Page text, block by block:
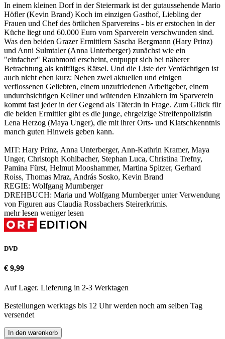
In einem kleinen Dorf in der Steiermark ist der gutaussehende Mario
Höfler (Kevin Brand) Koch im einzigen Gasthof, Liebling der
Frauen und Chef des örtlichen Sparvereins - bis er erstochen in der
Küche liegt und 60.000 Euro vom Sparverein verschwunden sind.
Was den beiden Grazer Ermittlern Sascha Bergmann (Hary Prinz)
und Anni Sulmtaler (Anna Unterberger) zunächst wie ein
"einfacher" Raubmord erscheint, entpuppt sich bei näherer
Betrachtung als kniffliges Rätsel. Und die Liste der Verdächtigen ist
auch nicht eben kurz: Neben zwei aktuellen und einigen
verflossenen Geliebten, einem unzufriedenen Arbeitgeber, einem
undurchsichtigen Kellner und wütenden Einzahlern im Sparverein
kommt fast jeder in der Gegend als Täter:in in Frage. Zum Glück für
die beiden Ermittler gibt es die junge, ehrgeizige Streifenpolizistin
Lena Herzog (Maya Unger), die mit ihrer Orts- und Klatschkenntnis
manch guten Hinweis geben kann.
MIT: Hary Prinz, Anna Unterberger, Ann-Kathrin Kramer, Maya
Unger, Christoph Kohlbacher, Stephan Luca, Christina Trefny,
Pamina Fürst, Helmut Mooshammer, Martina Spitzer, Gerhard
Roiss, Thomas Mraz, András Sosko, Kevin Brand
REGIE: Wolfgang Murnberger
DREHBUCH: Maria und Wolfgang Murnberger unter Verwendung
von Figuren aus Claudia Rossbachers Steirerkrimis.
mehr lesen weniger lesen
DVD
€ 9,99
Auf Lager. Lieferung in 2-3 Werktagen
Bestellungen werktags bis 12 Uhr werden noch am selben Tag
versendet
In den warenkorb